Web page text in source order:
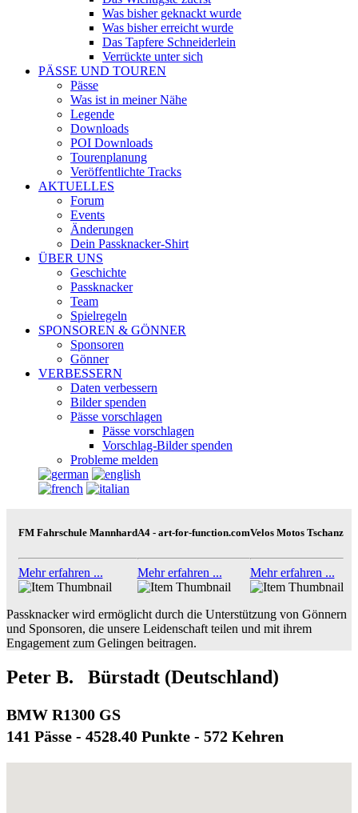
Was bisher geknackt wurde
Was bisher erreicht wurde
Das Tapfere Schneiderlein
Verrückte unter sich
PÄSSE UND TOUREN
Pässe
Was ist in meiner Nähe
Legende
Downloads
POI Downloads
Tourenplanung
Veröffentlichte Tracks
AKTUELLES
Forum
Events
Änderungen
Dein Passknacker-Shirt
ÜBER UNS
Geschichte
Passknacker
Team
Spielregeln
SPONSOREN & GÖNNER
Sponsoren
Gönner
VERBESSERN
Daten verbessern
Bilder spenden
Pässe vorschlagen
Pässe vorschlagen
Vorschlag-Bilder spenden
Probleme melden
FM Fahrschule Mannhard
Mehr erfahren ...
A4 - art-for-function.com
Mehr erfahren ...
Velos Motos Tschanz
Mehr erfahren ...
Passknacker wird ermöglicht durch die Unterstützung von Gönnern
und Sponsoren, die unsere Leidenschaft teilen und mit ihrem
Engagement zum Gelingen beitragen.
Peter B. Bürstadt (Deutschland)
BMW R1300 GS
141 Pässe - 4528.40 Punkte - 572 Kehren